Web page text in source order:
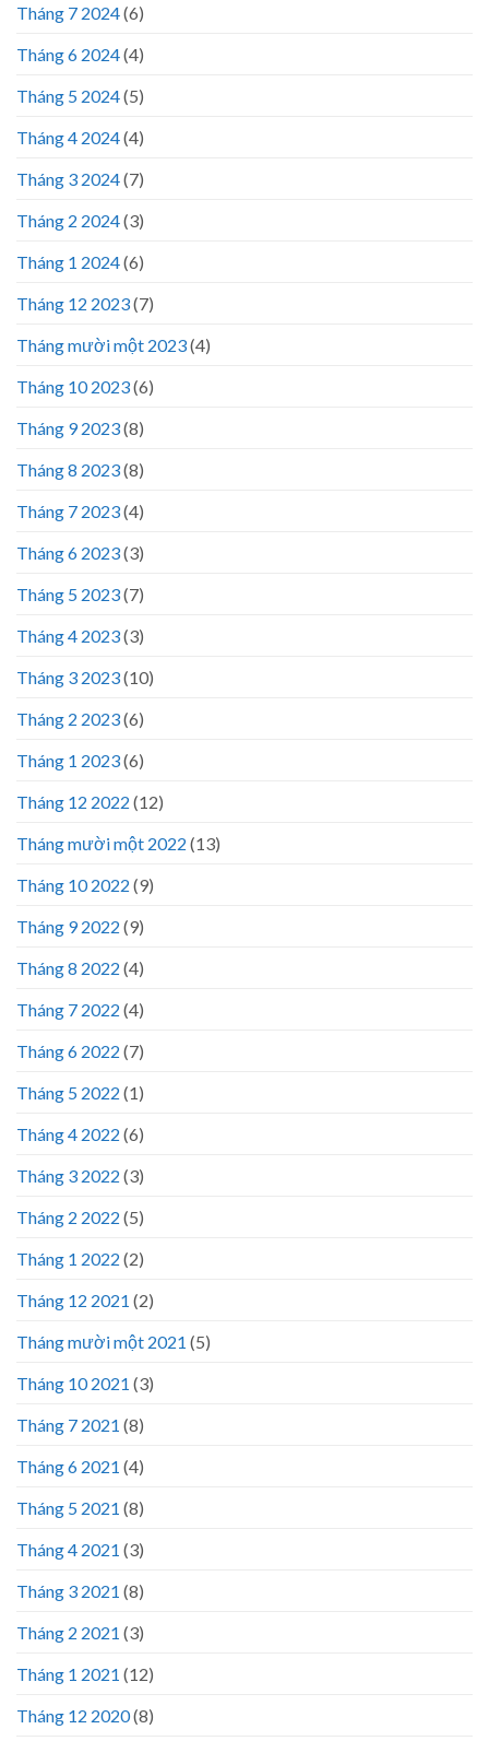
Tháng 7 2024(6)
Tháng 6 2024(4)
Tháng 5 2024(5)
Tháng 4 2024(4)
Tháng 3 2024(7)
Tháng 2 2024(3)
Tháng 1 2024(6)
Tháng 12 2023(7)
Tháng mười một 2023(4)
Tháng 10 2023(6)
Tháng 9 2023(8)
Tháng 8 2023(8)
Tháng 7 2023(4)
Tháng 6 2023(3)
Tháng 5 2023(7)
Tháng 4 2023(3)
Tháng 3 2023(10)
Tháng 2 2023(6)
Tháng 1 2023(6)
Tháng 12 2022 (12)
Tháng mười một 2022 (13)
Tháng 10 2022 (9)
Tháng 9 2022 (9)
Tháng 8 2022 (4)
Tháng 7 2022 (4)
Tháng 6 2022 (7)
Tháng 5 2022 (1)
Tháng 4 2022 (6)
Tháng 3 2022 (3)
Tháng 2 2022 (5)
Tháng 1 2022 (2)
Tháng 12 2021 (2)
Tháng mười một 2021 (5)
Tháng 10 2021 (3)
Tháng 7 2021 (8)
Tháng 6 2021 (4)
Tháng 5 2021 (8)
Tháng 4 2021 (3)
Tháng 3 2021 (8)
Tháng 2 2021 (3)
Tháng 1 2021 (12)
Tháng 12 2020(8)